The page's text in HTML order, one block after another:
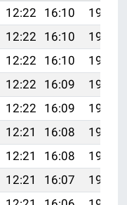
12:22 16:10
19:21
12:22 16:10
19:20
12:22 16:10
19:19
12:22 16:09
19:17
12:22 16:09
19:16
12:21 16:08
19:15
12:21 16:08
19:14
12:21 16:07
19:12